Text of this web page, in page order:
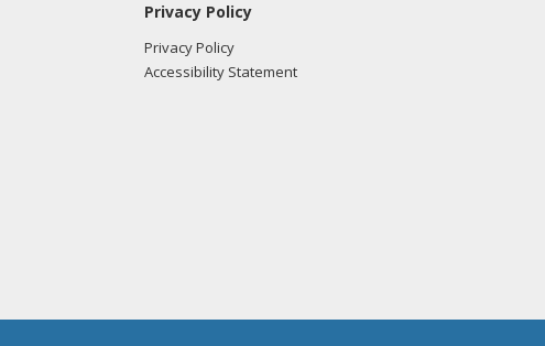
Privacy Policy
Privacy Policy
Accessibility Statement